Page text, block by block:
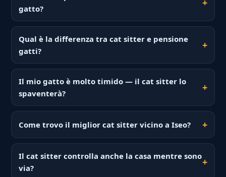
gatto?
Qual è la differenza tra cat sitter e pensione
gatti?
Il mio gatto è molto timido — il cat sitter lo
spaventerà?
Come trovo il miglior cat sitter vicino a Iseo?
Il cat sitter controlla anche la casa mentre sono
via?